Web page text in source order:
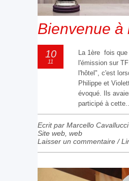
Bienvenue à
10
11
La 1ère fois que
l'émission sur
l'hôtel", c'est
Philippe et
évoqué. Ils
participé à
Ecrit par Marcello
Site web web
Laisser un commentaire /